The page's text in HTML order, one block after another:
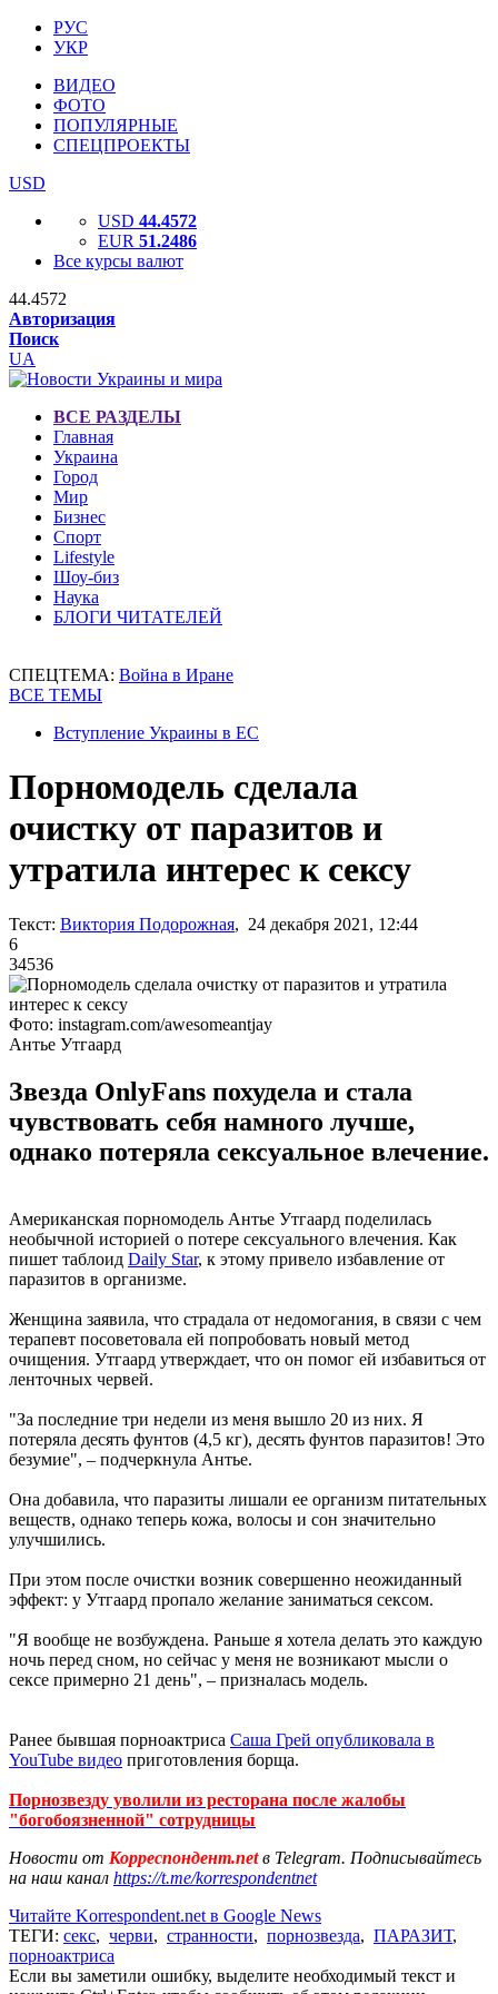
РУС
УКР
ВИДЕО
ФОТО
ПОПУЛЯРНЫЕ
СПЕЦПРОЕКТЫ
USD
USD 44.4572
EUR 51.2486
Все курсы валют
44.4572
Авторизация
Поиск
UA
ВСЕ РАЗДЕЛЫ
Главная
Украина
Город
Мир
Бизнес
Спорт
Lifestyle
Шоу-биз
Наука
БЛОГИ ЧИТАТЕЛЕЙ
СПЕЦТЕМА: Война в Иране
ВСЕ ТЕМЫ
Вступление Украины в ЕС
Порномодель сделала
очистку от паразитов и
утратила интерес к сексу
Текст: Виктория Подорожная, 24 декабря 2021, 12:44
6
34536
Фото: instagram.com/awesomeantjay
Антье Утгаард
Звезда OnlyFans похудела и стала
чувствовать себя намного лучше,
однако потеряла сексуальное влечение.
Американская порномодель Антье Утгаард поделилась
необычной историей о потере сексуального влечения. Как
пишет таблоид Daily Star, к этому привело избавление от
паразитов в организме.
Женщина заявила, что страдала от недомогания, в связи с чем
терапевт посоветовала ей попробовать новый метод
очищения. Утгаард утверждает, что он помог ей избавиться от
ленточных червей.
"За последние три недели из меня вышло 20 из них. Я
потеряла десять фунтов (4,5 кг), десять фунтов паразитов! Это
безумие", – подчеркнула Антье.
Она добавила, что паразиты лишали ее организм питательных
веществ, однако теперь кожа, волосы и сон значительно
улучшились.
При этом после очистки возник совершенно неожиданный
эффект: у Утгаард пропало желание заниматься сексом.
"Я вообще не возбуждена. Раньше я хотела делать это каждую
ночь перед сном, но сейчас у меня не возникают мысли о
сексе примерно 21 день", – призналась модель.
Ранее бывшая порноактриса Саша Грей опубликовала в
YouTube видео приготовления борща.
Порнозвезду уволили из ресторана после жалобы
"богобоязненной" сотрудницы
Новости от Корреспондент.netв Telegram. Подписывайтесь
на наш канал https://t.me/korrespondentnet
Читайте Korrespondent.net в Google News
ТЕГИ: секс, черви, странности, порнозвезда, ПАРАЗИТ,
порноактриса
Если вы заметили ошибку, выделите необходимый текст и